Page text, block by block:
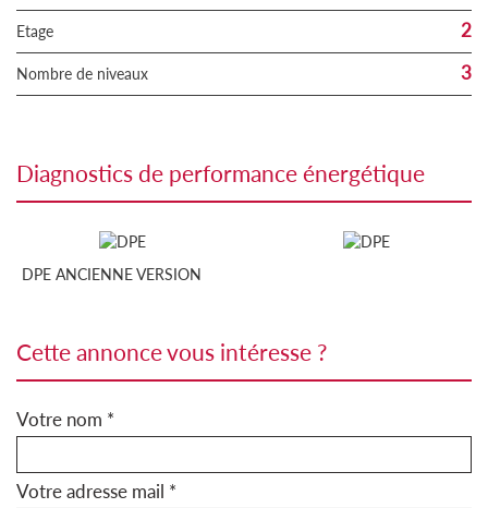
Etage 2
Nombre de niveaux 3
diagnostics de performance énergétique
DPE ANCIENNE VERSION
cette annonce vous intéresse ?
Votre nom *
Votre adresse mail *